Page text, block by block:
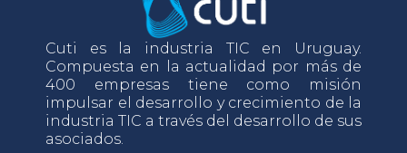
Cuti es la industria TIC en Uruguay.
Compuesta en la actualidad por más de
400 empresas tiene como misión
impulsar el desarrollo y crecimiento de la
industria TIC a través del desarrollo de sus
asociados.